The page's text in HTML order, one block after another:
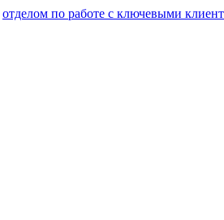
отделом по работе с ключевыми